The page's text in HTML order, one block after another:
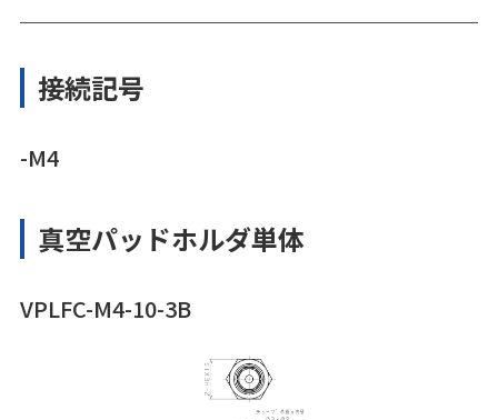
接続記号
-M4
真空パッドホルダ単体
VPLFC-M4-10-3B